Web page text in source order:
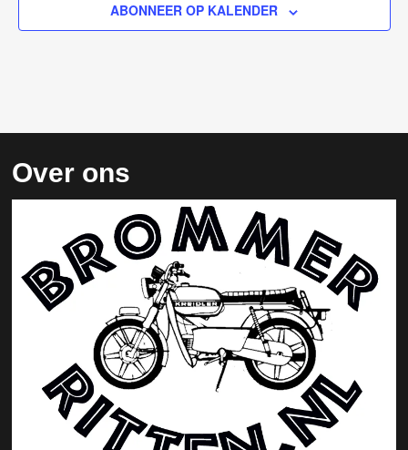
ABONNEER OP KALENDER
Over ons